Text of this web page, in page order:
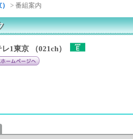
> 番組案内
1東京 （021ch）